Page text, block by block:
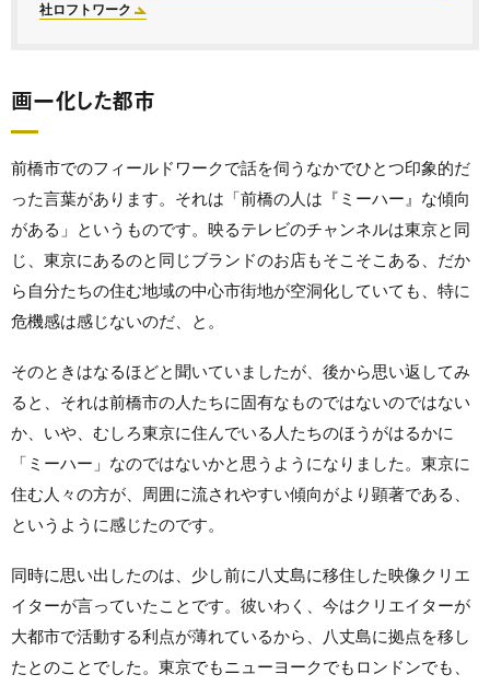
社ロフトワーク
画一化した都市
前橋市でのフィールドワークで話を伺うなかでひとつ印象的だ
った言葉があります。それは「前橋の人は『ミーハー』な傾向
がある」というものです。映るテレビのチャンネルは東京と同
じ、東京にあるのと同じブランドのお店もそこそこある、だか
ら自分たちの住む地域の中心市街地が空洞化していても、特に
危機感は感じないのだ、と。
そのときはなるほどと聞いていましたが、後から思い返してみ
ると、それは前橋市の人たちに固有なものではないのではない
か、いや、むしろ東京に住んでいる人たちのほうがはるかに
「ミーハー」なのではないかと思うようになりました。東京に
住む人々の方が、周囲に流されやすい傾向がより顕著である、
というように感じたのです。
同時に思い出したのは、少し前に八丈島に移住した映像クリエ
イターが言っていたことです。彼いわく、今はクリエイターが
大都市で活動する利点が薄れているから、八丈島に拠点を移し
たとのことでした。東京でもニューヨークでもロンドンでも、